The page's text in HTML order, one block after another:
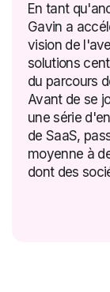
En tant
Gavin a
vision de
solutions
du parcours
Avant de se
une série
de SaaS,
moyenne à
dont des